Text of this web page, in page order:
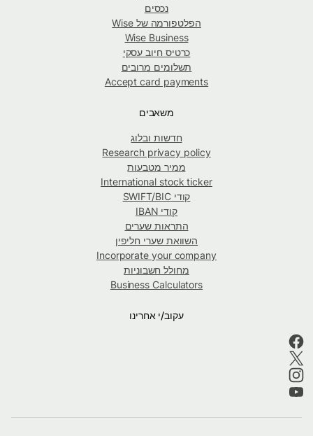
נכסים
הפלטפורמה של Wise
Wise Business
כרטיס חיוב עסקי
תשלומים מרובים
Accept card payments
משאבים
חדשות ובלוג
Research privacy policy
ממיר מטבעות
International stock ticker
קודי SWIFT/BIC
קודי IBAN
התראות שערים
השוואת שערי חליפין
Incorporate your company
מחולל חשבוניות
Business Calculators
עקוב/י אחרינו